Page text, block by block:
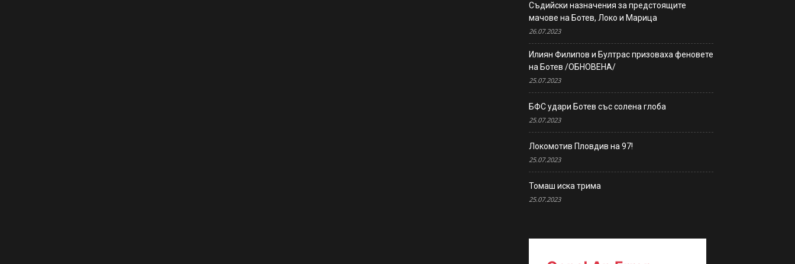
Съдийски назначения за предстоящите
мачове на Ботев, Локо и Марица
26.07.2023
Илиян Филипов и Бултрас призоваха феновете
на Ботев /ОБНОВЕНА/
25.07.2023
БФС удари Ботев със солена глоба
25.07.2023
Локомотив Пловдив на 97!
25.07.2023
Томаш иска трима
25.07.2023